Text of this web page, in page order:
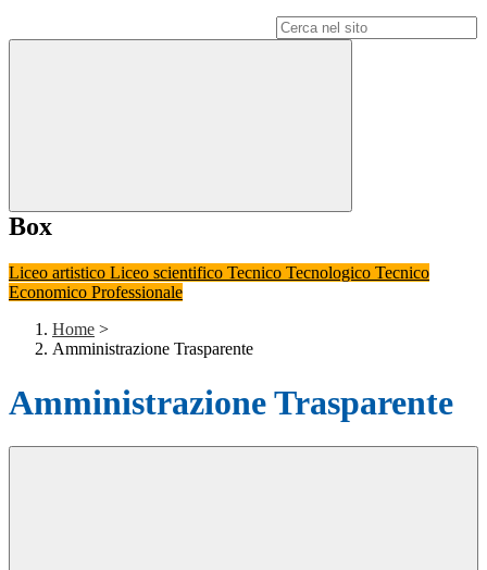
Box
Liceo artistico Liceo scientifico Tecnico Tecnologico Tecnico
Economico Professionale
Home >
Amministrazione Trasparente
Amministrazione Trasparente